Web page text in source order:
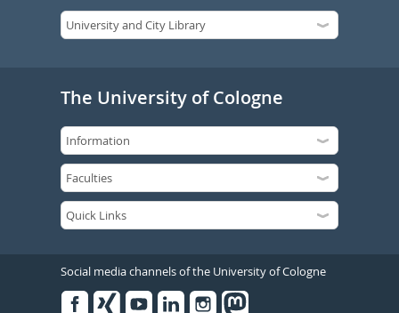
The University of Cologne
Social media channels of the University of Cologne